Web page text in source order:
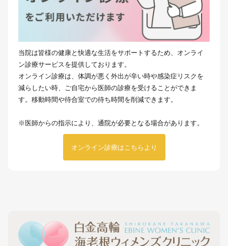
当院は皆様の健康と快適な生活をサポートするため、オンライ
ン診療サービスを提供しております。
オンライン診療は、体調が悪く外出が辛い時や感染症リスクを
減らしたい時、ご自宅から医師の診療を受けることができま
す。移動時間や待合室での待ち時間を削減できます。
※医師からの指示により、通院が必要となる場合があります。
オンライン診療はこちらより